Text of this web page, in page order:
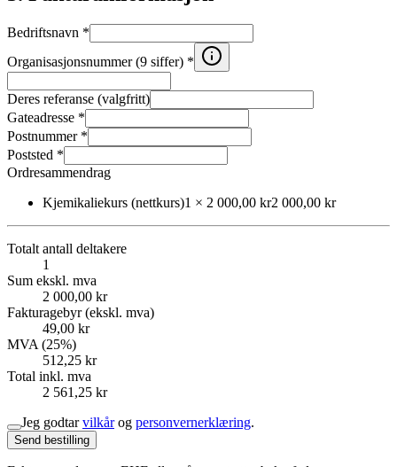
Bedriftsnavn *
Organisasjonsnummer (9 siffer) *
Deres referanse (valgfritt)
Gateadresse *
Postnummer *
Poststed *
Ordresammendrag
Kjemikaliekurs (nettkurs)1 × 2 000,00 kr2 000,00 kr
Totalt antall deltakere
1
Sum ekskl. mva
2 000,00 kr
Fakturagebyr (ekskl. mva)
49,00 kr
MVA (25%)
512,25 kr
Total inkl. mva
2 561,25 kr
Jeg godtar vilkår og personvernerklæring.
Send bestilling